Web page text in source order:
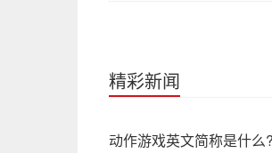
精彩新闻
动作游戏英文简称是什